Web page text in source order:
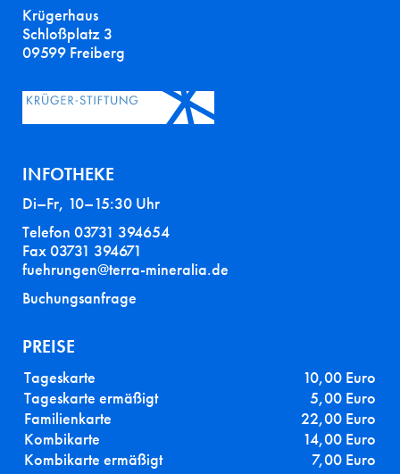
Krügerhaus
Schloßplatz 3
09599 Freiberg
INFOTHEKE
Di–Fr, 10–15:30 Uhr
Telefon 03731 394654
Fax 03731 394671
fuehrungen@terra-mineralia.de
Buchungsanfrage
PREISE
Tageskarte
10,00 Euro
Tageskarte ermäßigt
5,00 Euro
Familienkarte
22,00 Euro
Kombikarte
14,00 Euro
Kombikarte ermäßigt
7,00 Euro